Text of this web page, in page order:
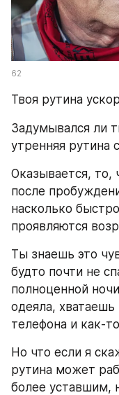
62
Твоя рутина
Задумывался ли
утренняя рутина
Оказывается, то,
после
насколько
проявляются
Ты знаешь это
будто почти не
полноценной
одеяла,
телефона и
Но что если я
рутина может
более уставшим,